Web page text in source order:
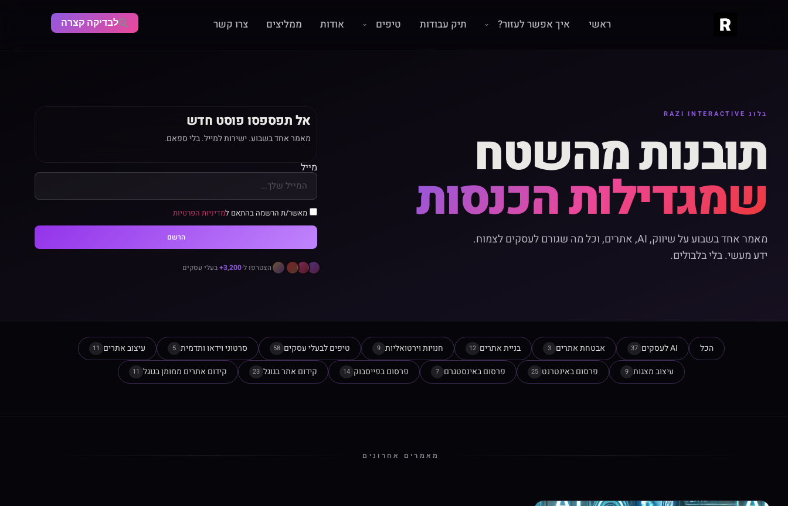
ראשי איך אפשר לעזור? תיק עבודות טיפים אודות ממליצים צרו קשר לבדיקה קצרה
בלוג RAZI INTERACTIVE
תובנות מהשטח
שמגדילות הכנסות
מאמר אחד בשבוע על שיווק, AI, אתרים, וכל מה שגורם לעסקים לצמוח.
ידע מעשי. בלי בלבולים.
אל תפספסו פוסט חדש
מאמר אחד בשבוע. ישירות למייל. בלי ספאם.
מייל
מאשר/ת הרשמה בהתאם למדיניות הפרטיות
הרשם
הצטרפו ל-3,200+ בעלי עסקים
הכל AI לעסקים 37 אבטחת אתרים 3 בניית אתרים 12 חנויות וירטואליות 9 טיפים לבעלי עסקים 58 סרטוני וידאו ותדמית 5 עיצוב אתרים 11
עיצוב מצגות 9 פרסום באינטרנט 25 פרסום באינסטגרם 7 פרסום בפייסבוק 14 קידום אתר בגוגל 23 קידום אתרים ממומן בגוגל 11
מאמרים אחרונים